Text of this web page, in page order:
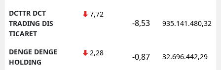
DCTTR DCT
TRADING DIS
TICARET
7,72
-8,53 935.141.480,32
DENGE DENGE
HOLDING
2,28 -0,87 32.696.442,29